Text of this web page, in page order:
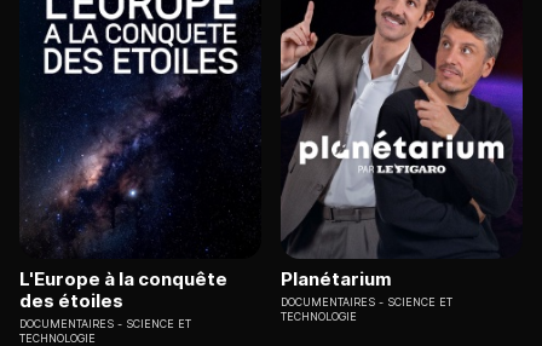
L'Europe à la conquête
des étoiles
DOCUMENTAIRES
SCIENCE ET
TECHNOLOGIE
Planétarium
DOCUMENTAIRES
SCIENCE ET
TECHNOLOGIE